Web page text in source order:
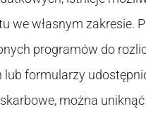
we własnym zakresie.
programów do
lub formularzy
można